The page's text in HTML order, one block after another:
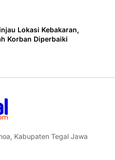
Lokasi Kebakaran,
Korban Diperbaiki
Kabupaten Tegal Jawa